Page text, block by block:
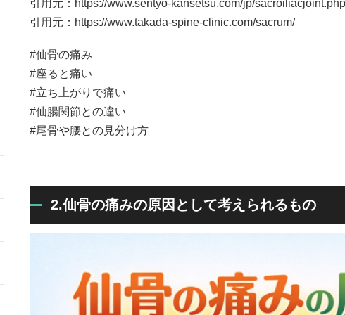
引用元： https://www.sentyo-kansetsu.com/jp/sacroiliacjoint.php
引用元： https://www.takada-spine-clinic.com/sacrum/
#仙骨の痛み
#座ると痛い
#立ち上がりで痛い
#仙腸関節との違い
#尾骨や腰との見分け方
2.仙骨の痛みの原因として考えられるもの